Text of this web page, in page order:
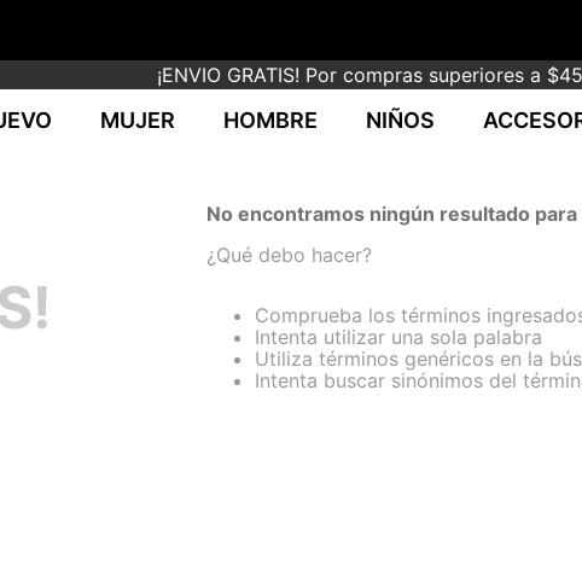
¡ENVIO GRATIS! Por compras superiores a
MUJER HOMBRE NIÑOS
No encontramos ningún resultado para
¿Qué debo hacer?
Comprueba los términos
Intenta utilizar una sola palabra
Utiliza términos genéricos en la
Intenta buscar sinónimos del